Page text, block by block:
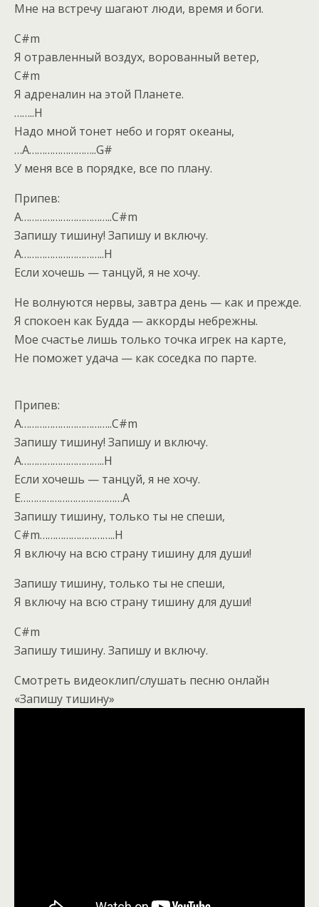
Мне на встречу шагают люди, время и боги.
C#m
Я отравленный воздух, ворованный ветер,
C#m
Я адреналин на этой Планете.
……..H
Надо мной тонет небо и горят океаны,
…A……………………..G#
У меня все в порядке, все по плану.
Припев:
A……………………………..C#m
Запишу тишину! Запишу и включу.
A…………………………..H
Если хочешь — танцуй, я не хочу.
Не волнуются нервы, завтра день — как и прежде.
Я спокоен как Будда — аккорды небрежны.
Мое счастье лишь только точка игрек на карте,
Не поможет удача — как соседка по парте.
Припев:
A……………………………..C#m
Запишу тишину! Запишу и включу.
A…………………………..H
Если хочешь — танцуй, я не хочу.
E…………………………………A
Запишу тишину, только ты не спеши,
C#m………………………..H
Я включу на всю страну тишину для души!
Запишу тишину, только ты не спеши,
Я включу на всю страну тишину для души!
C#m
Запишу тишину. Запишу и включу.
Смотреть видеоклип/слушать песню онлайн
«Запишу тишину»